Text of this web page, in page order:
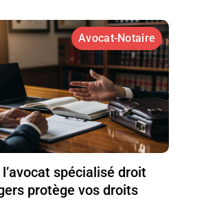
Avocat-Notaire
spécialisé droit
protège vos droits